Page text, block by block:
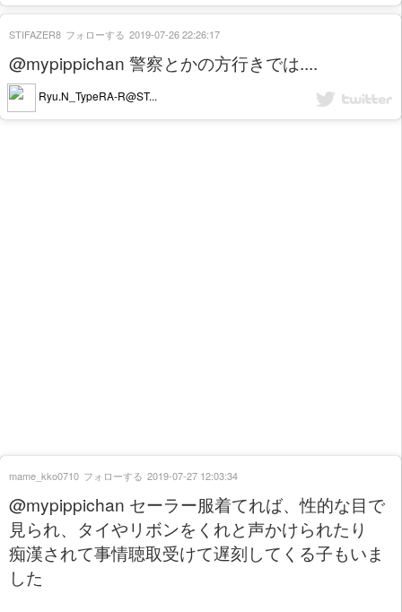
@mypippichan 警察とかの方行きでは....
Ryu.N_TypeRA-R@ST...
STIFAZER8 フォローする 2019-07-26 22:26:17
@mypippichan セーラー服着てれば、性的な目で
見られ、タイやリボンをくれと声かけられたり
痴漢されて事情聴取受けて遅刻してくる子もいま
した
mame_kko0710 フォローする 2019-07-27 12:03:34